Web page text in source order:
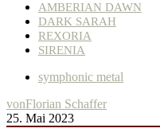
AMBERIAN DAWN
DARK SARAH
REXORIA
SIRENIA
symphonic metal
vonFlorian Schaffer
25. Mai 2023